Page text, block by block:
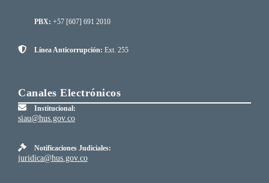
PBX: +57 [607] 691 2010
Línea Anticorrupción: Ext. 255
Canales Electrónicos
Institucional:
siau@hus.gov.co
Notificaciones Judiciales:
juridica@hus.gov.co